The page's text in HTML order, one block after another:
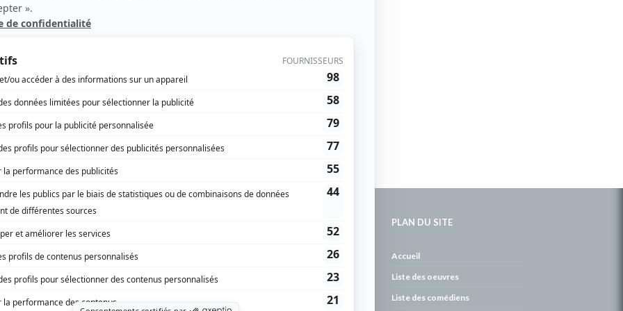
Ouragan(Léonidas Dufour
Les belles histoires des pays d'en haut
Toi et moi( Rôle inconnu)
carbure à son petit écran. Celui qu’on surnomme parfois «l’encyclopédie de
à 2001. Sa spécialité: la télé québécoise. On peut l’entendre régulièrement
PLAN DU SITE
Accueil
Liste des oeuvres
Liste des comédiens